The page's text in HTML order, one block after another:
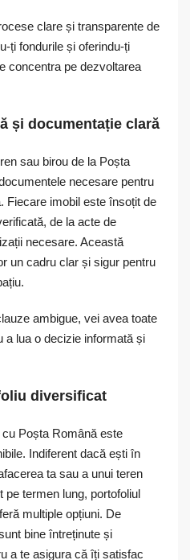
clare și transparente de
ți fondurile și oferindu-ți
concentra pe dezvoltarea
și documentație clară
sau birou de la Poșta
necesare pentru
Fiecare imobil este însoțit de
de la acte de
necesare. Această
un cadru clar și sigur pentru
ambigue, vei avea toate
a lua o decizie informată și
diversificat
Poșta Română este
Indiferent dacă ești în
ta sau a unui teren
pe termen lung, portofoliul
multiple opțiuni. De
bine întreținute și
a te asigura că îți satisfac